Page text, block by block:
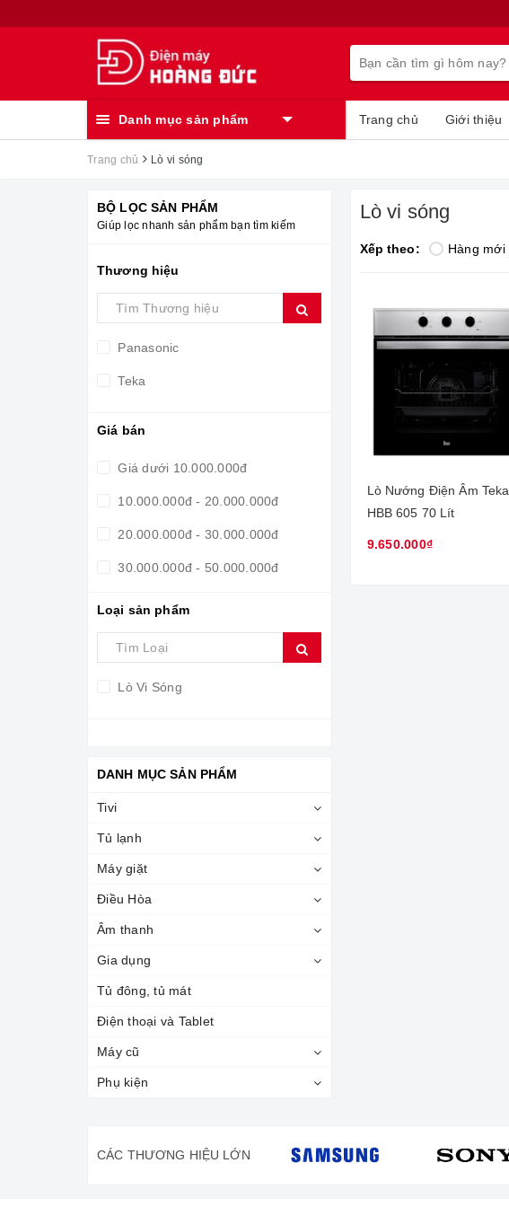
Danh mục sản phẩm Trang chủ Giới thiệu
Trang chủ Lò vi sóng
BỘ LỌC SẢN PHẨM
Giúp lọc nhanh sản phẩm bạn tìm kiếm
Thương hiệu
Panasonic
Teka
Giá bán
Giá dưới 10.000.000đ
10.000.000đ - 20.000.000đ
20.000.000đ - 30.000.000đ
30.000.000đ - 50.000.000đ
Loại sản phẩm
Lò Vi Sóng
DANH MỤC SẢN PHẨM
Tivi
Tủ lạnh
Máy giặt
Điều Hòa
Âm thanh
Gia dụng
Tủ đông, tủ mát
Điện thoại và Tablet
Máy cũ
Phụ kiện
Lò vi sóng
Xếp theo: Hàng mới
Lò Nướng Điện Âm Teka
HBB 605 70 Lít
9.650.000₫
CÁC THƯƠNG HIỆU LỚN